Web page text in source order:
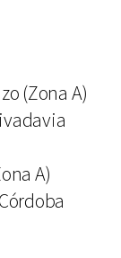
(Zona A)
A)